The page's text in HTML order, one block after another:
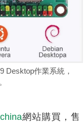
Desktop作業系統，
網站購買，售